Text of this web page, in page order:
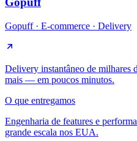
Gopuff· E-commerce · Delivery
Delivery instantâneo de milhares
mais — em poucos minutos.
O que entregamos
Engenharia de features e
grande escala nos EUA.